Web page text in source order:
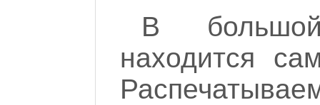
В
находится